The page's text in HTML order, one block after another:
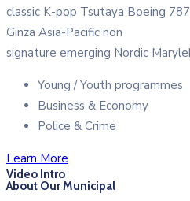
classic K-pop Tsutaya Boeing
Ginza Asia-Pacific non
signature emerging Nordic
Young / Youth programmes
Business & Economy
Police & Crime
Learn More
Video Intro
About Our Municipal